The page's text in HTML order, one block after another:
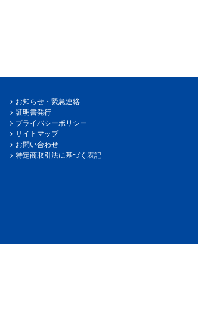
お知らせ・緊急連絡
証明書発行
プライバシーポリシー
サイトマップ
お問い合わせ
特定商取引法に基づく表記